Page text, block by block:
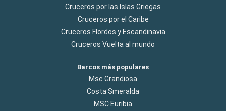
Cruceros por las Islas Griegas
Cruceros por el Caribe
Cruceros Flordos y Escandinavia
Cruceros Vuelta al mundo
Barcos más populares
Msc Grandiosa
Costa Smeralda
MSC Euribia